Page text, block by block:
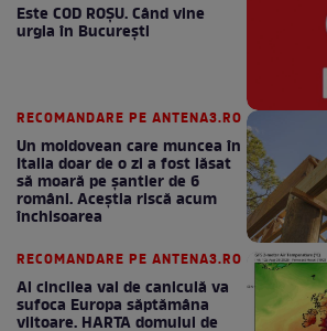
Este COD ROŞU. Când vine
urgia în Bucureşti
RECOMANDARE PE ANTENA3.RO
Un moldovean care muncea în
Italia doar de o zi a fost lăsat
să moară pe şantier de 6
români. Aceștia riscă acum
închisoarea
RECOMANDARE PE ANTENA3.RO
Al cincilea val de caniculă va
sufoca Europa săptămâna
viitoare. HARTA domului de